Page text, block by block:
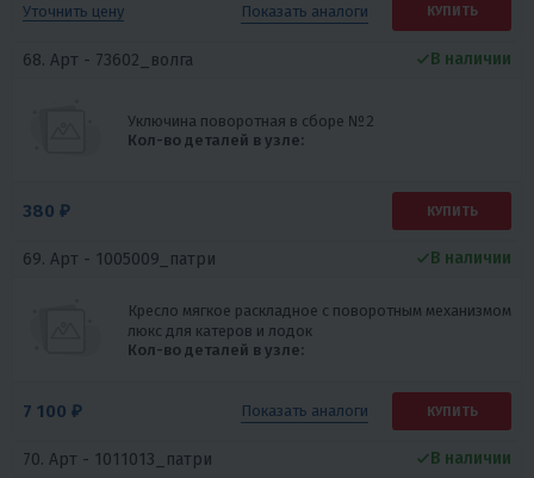
Уточнить цену Показать аналоги КУПИТЬ
68. Арт - 73602_волга
Уключина поворотная в сборе №2
Кол-во деталей в узле:
В наличии
380 ₽ КУПИТЬ
69. Арт - 1005009_патри
Кресло мягкое раскладное с поворотным механизмом
люкс для катеров и лодок
Кол-во деталей в узле:
В наличии
7 100 ₽ Показать аналоги КУПИТЬ
70. Арт - 1011013_патри В наличии